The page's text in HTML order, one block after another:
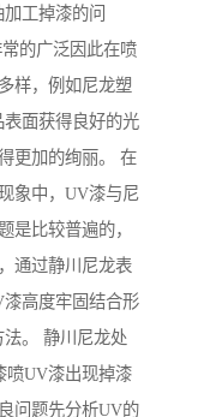
工掉漆的问
的广泛因此在喷
样，例如尼龙塑
面获得良好的光
更加的绚丽。 在
象中，UV漆与尼
是比较普遍的，
通过静川尼龙表
高度牢固结合形
。 静川尼龙处
喷UV漆出现掉漆
问题先分析UV的